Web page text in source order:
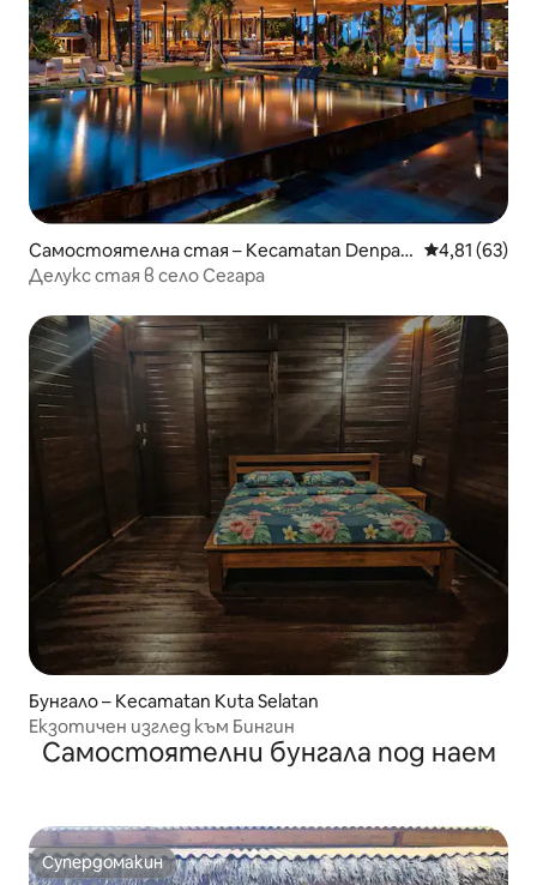
Самостоятелна стая – Kecamatan Denpas
ar Selatan
Средна
4,81 (63)
Делукс стая в село Сегара
Бунгало – Kecamatan Kuta Selatan
Екзотичен изглед към Бингин
Самостоятелни бунгала под наем
Супердомакин
Супердомакин